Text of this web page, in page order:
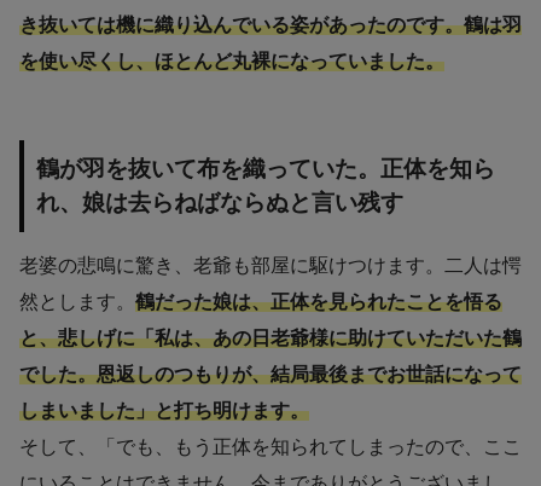
き抜いては機に織り込んでいる姿があったのです。鶴は羽
を使い尽くし、ほとんど丸裸になっていました。
鶴が羽を抜いて布を織っていた。正体を知ら
れ、娘は去らねばならぬと言い残す
老婆の悲鳴に驚き、老爺も部屋に駆けつけます。二人は愕
然とします。 鶴だった娘は、正体を見られたことを悟る
と、悲しげに「私は、あの日老爺様に助けていただいた鶴
でした。恩返しのつもりが、結局最後までお世話になって
しまいました」と打ち明けます。
そして、「でも、もう正体を知られてしまったので、ここ